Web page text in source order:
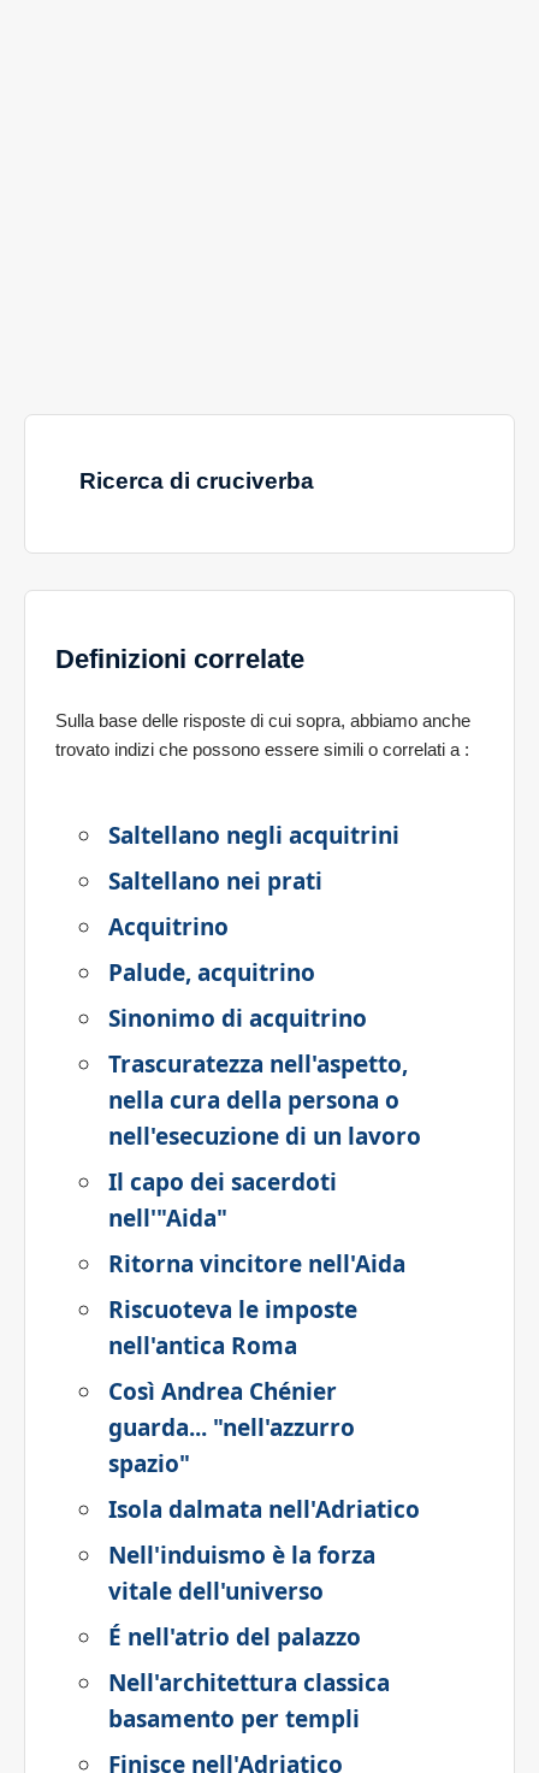
Ricerca di cruciverba
Definizioni correlate
Sulla base delle risposte di cui sopra, abbiamo anche
trovato indizi che possono essere simili o correlati a :
Saltellano negli acquitrini
Saltellano nei prati
Acquitrino
Palude, acquitrino
Sinonimo di acquitrino
Trascuratezza nell'aspetto,
nella cura della persona o
nell'esecuzione di un lavoro
Il capo dei sacerdoti
nell'"Aida"
Ritorna vincitore nell'Aida
Riscuoteva le imposte
nell'antica Roma
Così Andrea Chénier
guarda... "nell'azzurro
spazio"
Isola dalmata nell'Adriatico
Nell'induismo è la forza
vitale dell'universo
É nell'atrio del palazzo
Nell'architettura classica
basamento per templi
Finisce nell'Adriatico